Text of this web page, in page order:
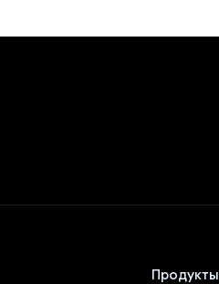
Продукты